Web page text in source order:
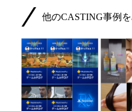
他のCASTING事例